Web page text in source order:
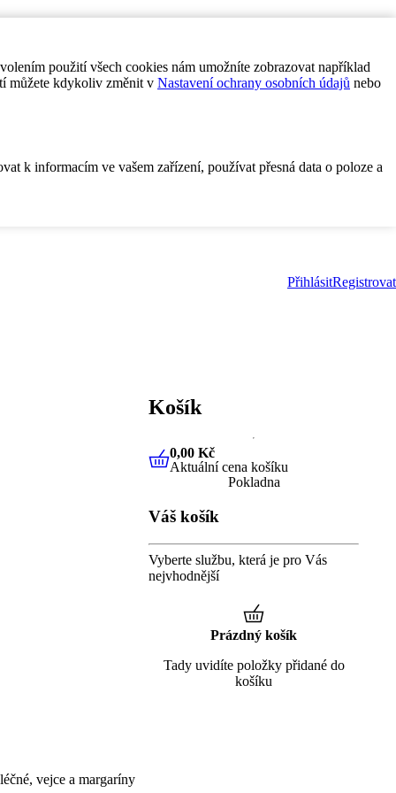
použití všech cookies nám umožníte zobrazovat například
můžete kdykoliv změnit v Nastavení ochrany osobních údajů nebo
k informacím ve vašem zařízení, používat přesná data o poloze a
PřihlásitRegistrovat
vejce a margaríny
Košík
0,00 KčAktuální cena košíku
0,00 Kč
Aktuální cena košíku
Pokladna
Váš košík
Vyberte službu, která je pro Vás
nejvhodnější
Prázdný košík
Tady uvidíte položky přidané do
košíku